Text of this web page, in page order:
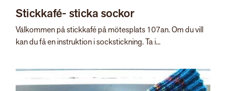
Stickkafé- sticka sockor
Välkommen på stickkafé på mötesplats 107an. Om du vill
kan du få en instruktion i sockstickning. Ta i...